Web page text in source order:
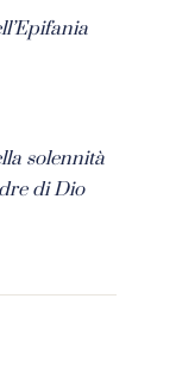
solennità
di Dio